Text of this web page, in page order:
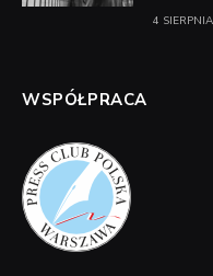
4
WSPÓŁPRACA